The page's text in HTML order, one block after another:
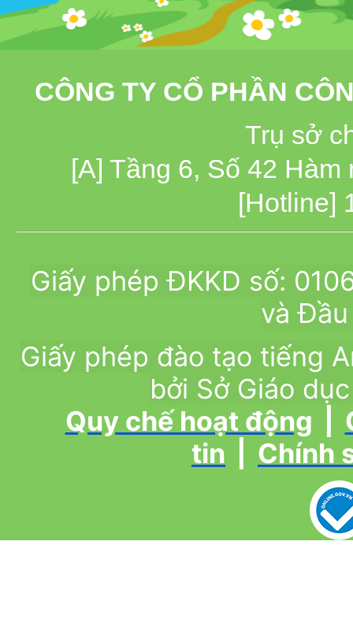
CÔNG TY CỔ PHẦN
Trụ sở
[A] Tầng 6, Số 42
[Hotline]
Giấy phép ĐKKD số:
và
Giấy phép đào tạo tiếng
bởi Sở Giáo
Quy chế hoạt động
tin
Chính